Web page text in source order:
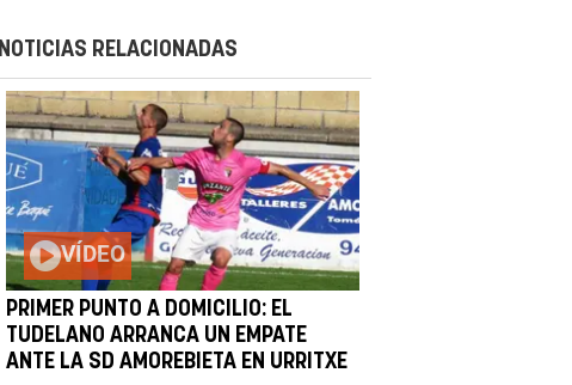
NOTICIAS RELACIONADAS
VÍDEO
PRIMER PUNTO A DOMICILIO: EL
TUDELANO ARRANCA UN EMPATE
ANTE LA SD AMOREBIETA EN URRITXE